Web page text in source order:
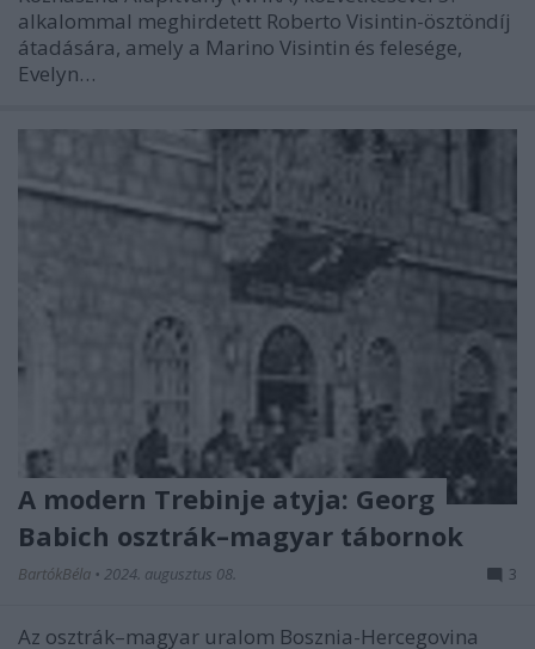
alkalommal meghirdetett Roberto Visintin-ösztöndíj
átadására, amely a Marino Visintin és felesége,
Evelyn…
A modern Trebinje atyja: Georg
Babich osztrák–magyar tábornok
BartókBéla • 2024. augusztus 08. 3
Az osztrák–magyar uralom Bosznia-Hercegovina